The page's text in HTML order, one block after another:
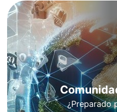
¿Preparado